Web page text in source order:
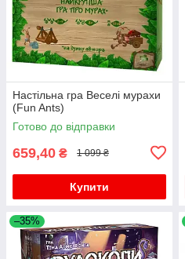
Настільна гра Веселі мурахи
(Fun Ants)
Готово до відправки
659,40 ₴ 1 099 ₴
Купити
–35%